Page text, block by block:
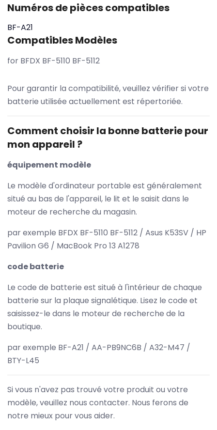
Numéros de pièces compatibles
BF-A21
Compatibles Modèles
for BFDX BF-5110 BF-5112
Pour garantir la compatibilité, veuillez vérifier si votre
batterie utilisée actuellement est répertoriée.
Comment choisir la bonne batterie pour
mon appareil ?
équipement modèle
Le modèle d'ordinateur portable est généralement
situé au bas de l'appareil, le lit et le saisit dans le
moteur de recherche du magasin.
par exemple BFDX BF-5110 BF-5112 / Asus K53SV / HP
Pavilion G6 / MacBook Pro 13 A1278
code batterie
Le code de batterie est situé à l'intérieur de chaque
batterie sur la plaque signalétique. Lisez le code et
saisissez-le dans le moteur de recherche de la
boutique.
par exemple BF-A21 / AA-PB9NC6B / A32-M47 /
BTY-L45
Si vous n'avez pas trouvé votre produit ou votre
modèle, veuillez nous contacter. Nous ferons de
notre mieux pour vous aider.